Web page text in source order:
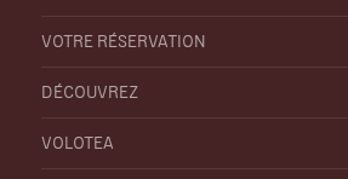
VOTRE RÉSERVATION
DÉCOUVREZ
VOLOTEA